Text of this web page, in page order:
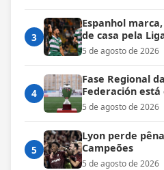
3
Espanhol
de casa pela
5 de agosto de 2026
4
Fase Regional
Federación
5 de agosto de 2026
5
Lyon perde
Campeões
5 de agosto de 2026